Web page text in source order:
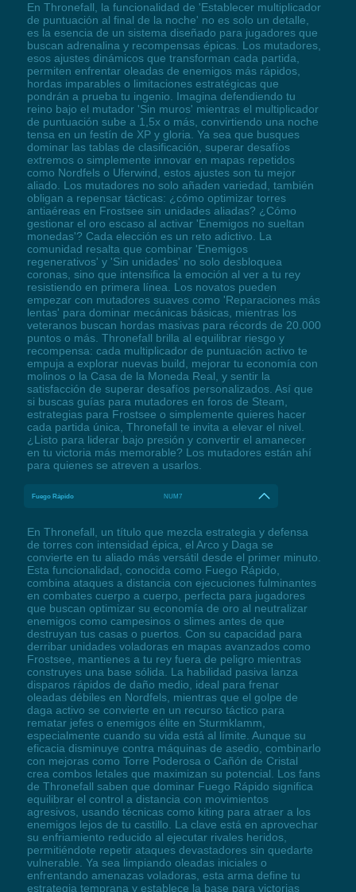
En Thronefall, la funcionalidad de 'Establecer multiplicador
de puntuación al final de la noche' no es solo un detalle,
es la esencia de un sistema diseñado para jugadores que
buscan adrenalina y recompensas épicas. Los mutadores,
esos ajustes dinámicos que transforman cada partida,
permiten enfrentar oleadas de enemigos más rápidos,
hordas imparables o limitaciones estratégicas que
pondrán a prueba tu ingenio. Imagina defendiendo tu
reino bajo el mutador 'Sin muros' mientras el multiplicador
de puntuación sube a 1,5x o más, convirtiendo una noche
tensa en un festín de XP y gloria. Ya sea que busques
dominar las tablas de clasificación, superar desafíos
extremos o simplemente innovar en mapas repetidos
como Nordfels o Uferwind, estos ajustes son tu mejor
aliado. Los mutadores no solo añaden variedad, también
obligan a repensar tácticas: ¿cómo optimizar torres
antiaéreas en Frostsee sin unidades aliadas? ¿Cómo
gestionar el oro escaso al activar 'Enemigos no sueltan
monedas'? Cada elección es un reto adictivo. La
comunidad resalta que combinar 'Enemigos
regenerativos' y 'Sin unidades' no solo desbloquea
coronas, sino que intensifica la emoción al ver a tu rey
resistiendo en primera línea. Los novatos pueden
empezar con mutadores suaves como 'Reparaciones más
lentas' para dominar mecánicas básicas, mientras los
veteranos buscan hordas masivas para récords de 20.000
puntos o más. Thronefall brilla al equilibrar riesgo y
recompensa: cada multiplicador de puntuación activo te
empuja a explorar nuevas build, mejorar tu economía con
molinos o la Casa de la Moneda Real, y sentir la
satisfacción de superar desafíos personalizados. Así que
si buscas guías para mutadores en foros de Steam,
estrategias para Frostsee o simplemente quieres hacer
cada partida única, Thronefall te invita a elevar el nivel.
¿Listo para liderar bajo presión y convertir el amanecer
en tu victoria más memorable? Los mutadores están ahí
para quienes se atreven a usarlos.
Fuego Rápido NUM7
En Thronefall, un título que mezcla estrategia y defensa
de torres con intensidad épica, el Arco y Daga se
convierte en tu aliado más versátil desde el primer minuto.
Esta funcionalidad, conocida como Fuego Rápido,
combina ataques a distancia con ejecuciones fulminantes
en combates cuerpo a cuerpo, perfecta para jugadores
que buscan optimizar su economía de oro al neutralizar
enemigos como campesinos o slimes antes de que
destruyan tus casas o puertos. Con su capacidad para
derribar unidades voladoras en mapas avanzados como
Frostsee, mantienes a tu rey fuera de peligro mientras
construyes una base sólida. La habilidad pasiva lanza
disparos rápidos de daño medio, ideal para frenar
oleadas débiles en Nordfels, mientras que el golpe de
daga activo se convierte en un recurso táctico para
rematar jefes o enemigos élite en Sturmklamm,
especialmente cuando su vida está al límite. Aunque su
eficacia disminuye contra máquinas de asedio, combinarlo
con mejoras como Torre Poderosa o Cañón de Cristal
crea combos letales que maximizan su potencial. Los fans
de Thronefall saben que dominar Fuego Rápido significa
equilibrar el control a distancia con movimientos
agresivos, usando técnicas como kiting para atraer a los
enemigos lejos de tu castillo. La clave está en aprovechar
su enfriamiento reducido al ejecutar rivales heridos,
permitiéndote repetir ataques devastadores sin quedarte
vulnerable. Ya sea limpiando oleadas iniciales o
enfrentando amenazas voladoras, esta arma define tu
estrategia temprana y establece la base para victorias